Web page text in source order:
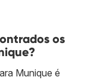
os
Munique é